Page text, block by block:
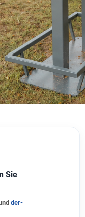
Sie
der-